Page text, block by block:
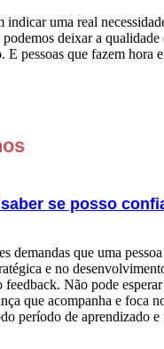
indicar uma real
deixar a
E pessoas que fazem
se posso
demandas que uma
e no
feedback. Não pode
que acompanha e foca
período de aprendizado